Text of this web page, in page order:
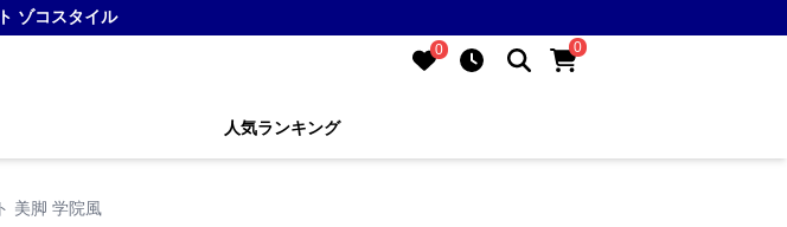
ゾコスタイル
0 0
人気ランキング
美脚 学院風